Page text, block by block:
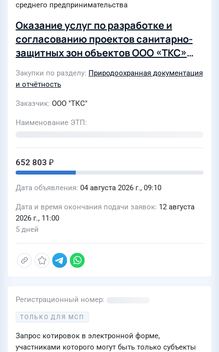
среднего предпринимательства
Оказание услуг по разработке и
согласованию проектов санитарно-
защитных зон объектов ООО «ТКС»
(36/2026)
Закупки по разделу Природоохранная документация
и отчётность
Заказчик ООО "ТКС"
Наименование ЭТП
652 803 ₽
Дата объявления 04 августа 2026 г., 09:10
Дата и время окончания подачи заявок 12 августа
2026 г., 11:00
5 дней
Регистрационный номер
ТОЛЬКО ДЛЯ МСП
Запрос котировок в электронной форме,
участниками которого могут быть только субъекты